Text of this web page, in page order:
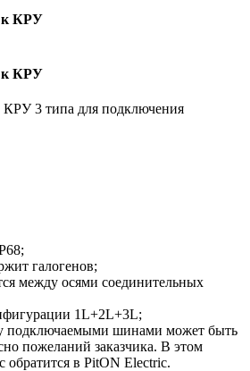
к КРУ
к КРУ
3 типа для подключения
галогенов;
между осями соединительных
1L+2L+3L;
подключаемыми шинами может быть
пожеланий заказчика. В этом
обратится в PitON Electric.